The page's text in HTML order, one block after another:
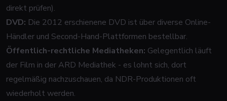
direkt prüfen).
DVD: Die 2012 erschienene DVD ist über diverse Online-
Händler und Second-Hand-Plattformen bestellbar.
Öffentlich-rechtliche Mediatheken: Gelegentlich läuft
der Film in der ARD Mediathek - es lohnt sich, dort
regelmäßig nachzuschauen, da NDR-Produktionen oft
wiederholt werden.